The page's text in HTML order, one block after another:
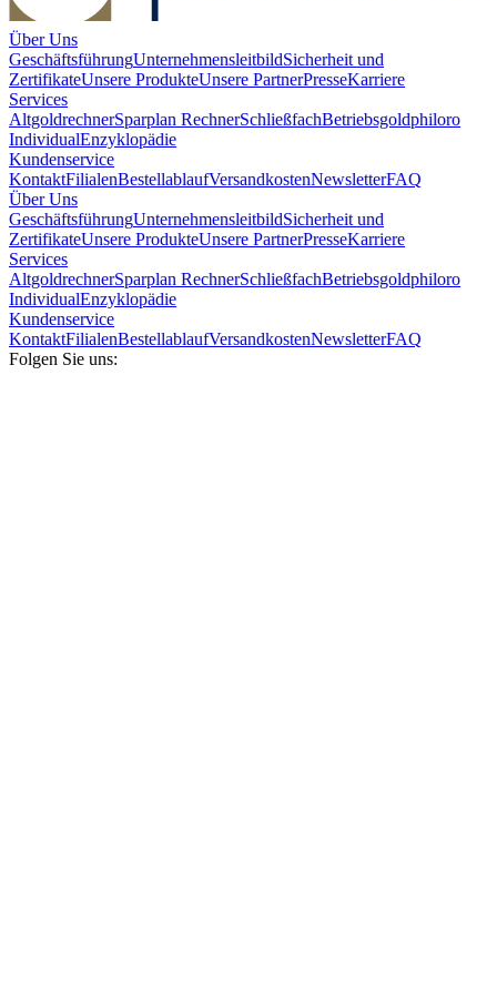
Über Uns
GeschäftsführungUnternehmensleitbildSicherheit und
ZertifikateUnsere ProdukteUnsere PartnerPresseKarriere
Services
AltgoldrechnerSparplan RechnerSchließfachBetriebsgoldphiloro
IndividualEnzyklopädie
Kundenservice
KontaktFilialenBestellablaufVersandkostenNewsletterFAQ
Über Uns
GeschäftsführungUnternehmensleitbildSicherheit und
ZertifikateUnsere ProdukteUnsere PartnerPresseKarriere
Services
AltgoldrechnerSparplan RechnerSchließfachBetriebsgoldphiloro
IndividualEnzyklopädie
Kundenservice
KontaktFilialenBestellablaufVersandkostenNewsletterFAQ
Folgen Sie uns: